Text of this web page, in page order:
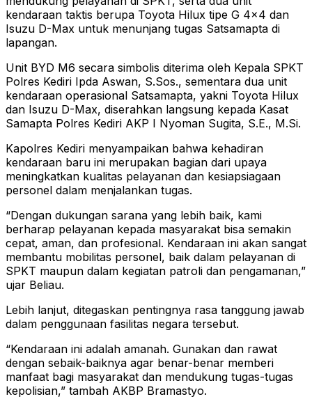
kendaraan taktis berupa Toyota Hilux tipe G 4×4 dan
Isuzu D-Max untuk menunjang tugas Satsamapta di
lapangan.
Unit BYD M6 secara simbolis diterima oleh Kepala SPKT
Polres Kediri Ipda Aswan, S.Sos., sementara dua unit
kendaraan operasional Satsamapta, yakni Toyota Hilux
dan Isuzu D-Max, diserahkan langsung kepada Kasat
Samapta Polres Kediri AKP I Nyoman Sugita, S.E., M.Si.
Kapolres Kediri menyampaikan bahwa kehadiran
kendaraan baru ini merupakan bagian dari upaya
meningkatkan kualitas pelayanan dan kesiapsiagaan
personel dalam menjalankan tugas.
“Dengan dukungan sarana yang lebih baik, kami
berharap pelayanan kepada masyarakat bisa semakin
cepat, aman, dan profesional. Kendaraan ini akan sangat
membantu mobilitas personel, baik dalam pelayanan di
SPKT maupun dalam kegiatan patroli dan pengamanan,”
ujar Beliau.
Lebih lanjut, ditegaskan pentingnya rasa tanggung jawab
dalam penggunaan fasilitas negara tersebut.
“Kendaraan ini adalah amanah. Gunakan dan rawat
dengan sebaik-baiknya agar benar-benar memberi
manfaat bagi masyarakat dan mendukung tugas-tugas
kepolisian,” tambah AKBP Bramastyo.